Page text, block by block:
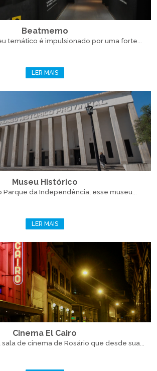
Beatmemo
temático é impulsionado por uma forte...
LER MAIS
Museu Histórico
da Independência, esse museu...
LER MAIS
Cinema El Cairo
sala de cinema de Rosário que desde sua...